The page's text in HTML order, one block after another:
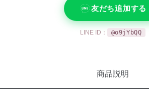
友だち追加する
LINE ID： @o9jYbQQ
商品説明